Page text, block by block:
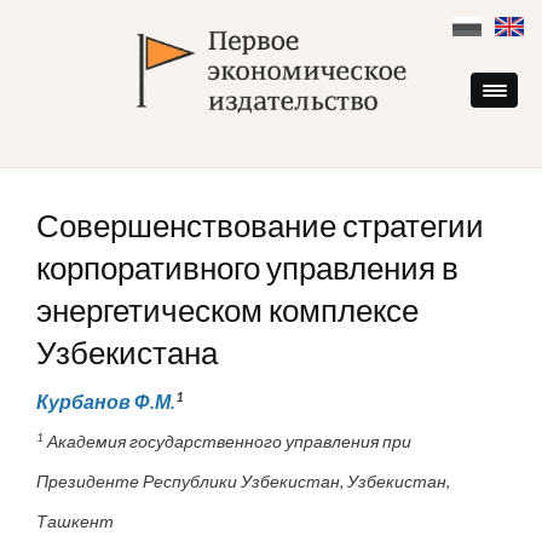
content
Совершенствование стратегии
корпоративного управления в
энергетическом комплексе
Узбекистана
Курбанов Ф.М.1
1 Академия государственного управления при
Президенте Республики Узбекистан, Узбекистан,
Ташкент